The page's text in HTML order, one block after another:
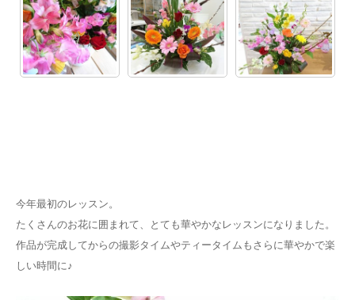
今年最初のレッスン。
たくさんのお花に囲まれて、とても華やかなレッスンになりました。
作品が完成してからの撮影タイムやティータイムもさらに華やかで楽
しい時間に♪